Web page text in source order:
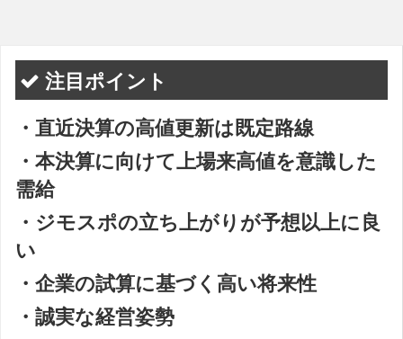
注目ポイント
・直近決算の高値更新は既定路線
・本決算に向けて上場来高値を意識した
需給
・ジモスポの立ち上がりが予想以上に良
い
・企業の試算に基づく高い将来性
・誠実な経営姿勢